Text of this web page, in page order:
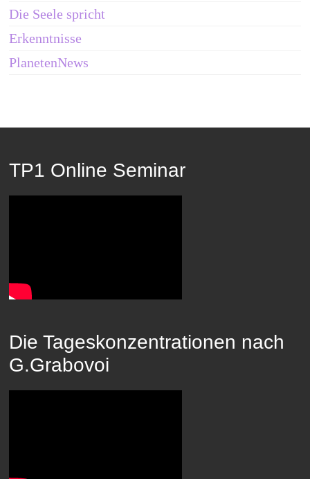
Die Seele spricht
Erkenntnisse
PlanetenNews
TP1 Online Seminar
Die Tageskonzentrationen nach
G.Grabovoi